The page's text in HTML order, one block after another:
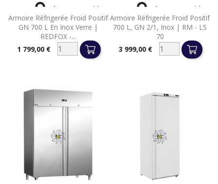
Armoire Réfrigerée Froid Positif
GN 700 L En Inox Verre |
REDFOX -...
Prix1 799,00 €
 Aperçu rapide
Armoire Réfrigerée Froid Positif
700 L, GN 2/1, Inox | RM - LS
70
Prix3 999,00 €
 Aperçu rapide